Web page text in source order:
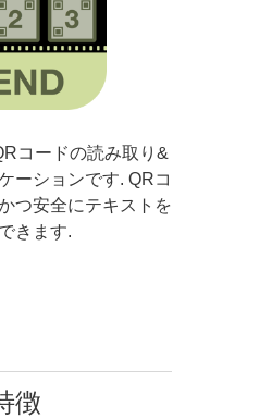
コードの読み取り&
ーションです. QRコ
つ安全にテキストを
きます.
徴